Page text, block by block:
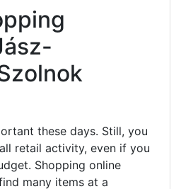
these days. Still, you
retail activity, even if you
Shopping online
many items at a